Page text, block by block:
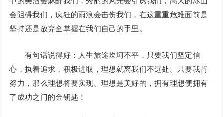
会阻碍我们，疯狂的雨浪会击伤我们，在这重重危难面前是
坚持还是放弃全掌握在我们自己的手里。
有句话说得好：人生旅途坎坷不平，只要我们坚定信
心，执着追求，积极进取，理想就离我们不远处。只要我肯
努力，那么理想将要实现。理想是美好的，拥有理想便拥有
了成功之门的金钥匙！